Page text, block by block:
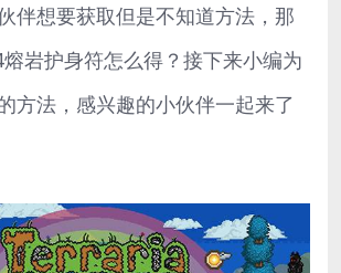
伴想要获取但是不知道方法，那
岩护身符怎么得？接下来小编为
方法，感兴趣的小伙伴一起来了